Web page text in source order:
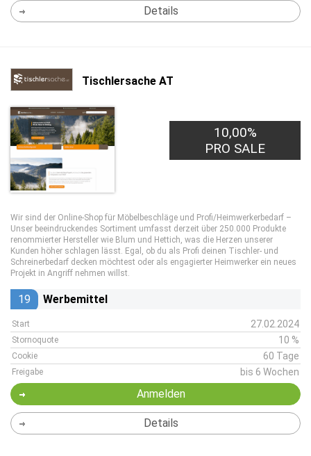
Details
Tischlersache AT
10,00%
PRO SALE
Wir sind der Online-Shop für Möbelbeschläge und Profi/Heimwerkerbedarf –
Unser beeindruckendes Sortiment umfasst derzeit über 250.000 Produkte
renommierter Hersteller wie Blum und Hettich, was die Herzen unserer
Kunden höher schlagen lässt. Egal, ob du als Profi deinen Tischler- und
Schreinerbedarf decken möchtest oder als engagierter Heimwerker ein neues
Projekt in Angriff nehmen willst.
19 Werbemittel
Start 27.02.2024
Stornoquote 10 %
Cookie 60 Tage
Freigabe bis 6 Wochen
Anmelden
Details